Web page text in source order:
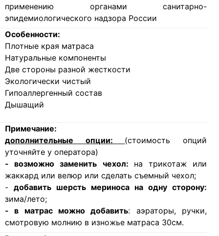
применению органами санитарно-
эпидемиологического надзора России
Особенности:
Плотные края матраса
Натуральные компоненты
Две стороны разной жесткости
Экологически чистый
Гипоаллергенный состав
Дышащий
Примечание:
дополнительные опции: (стоимость опций
уточняйте у оператора)
- возможно заменить чехол: на трикотаж или
жаккард или велюр или сделать съемный чехол;
- добавить шерсть мериноса на одну сторону:
зима/лето;
- в матрас можно добавить: аэраторы, ручки,
смотровую молнию в изножье матраса 30см.